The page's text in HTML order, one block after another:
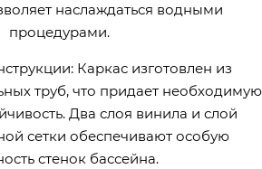
наслаждаться водными
процедурами.
Каркас изготовлен из
труб, что придает необходимую
Два слоя винила и слой
сетки обеспечивают особую
стенок бассейна.